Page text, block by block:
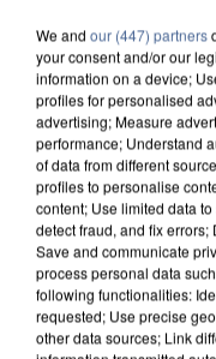
7 août 2026
We and our (447) partners
your consent and/or our
information on a device;
profiles for personalised
advertising; Measure
performance; Understand
of data from different
profiles to personalise
content; Use limited data
detect fraud, and fix
Save and communicate
process personal data
following functionalities:
requested; Use precise
other data sources; Link